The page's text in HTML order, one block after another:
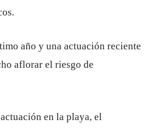
año y una actuación reciente
aflorar el riesgo de
en la playa, el